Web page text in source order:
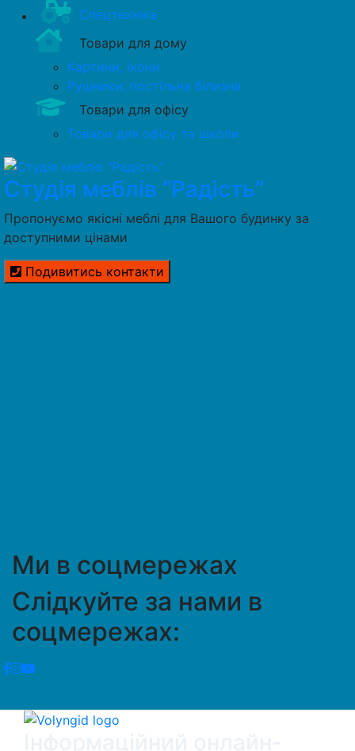
Спецтехніка
Товари для дому
Картини, ікони
Рушники, постільна білизна
Товари для офісу
Товари для офісу та школи
Студія меблів “Радість”
Пропонуємо якісні меблі для Вашого будинку за
доступними цінами
Подивитись контакти
Ми в соцмережах
Слідкуйте за нами в
соцмережах: